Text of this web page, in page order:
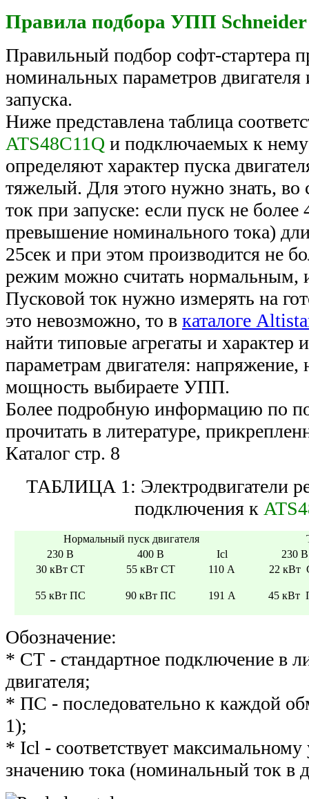
Правила подбора УПП
Правильный подбор софт-стартера
номинальных параметров двигателя
запуска.
Ниже представлена таблица
ATS48C11Q и подключаемых к нему
определяют характер пуска
тяжелый. Для этого нужно знать, во
ток при запуске: если пуск не более
превышение номинального тока)
25сек и при этом производится не
режим можно считать нормальным,
Пусковой ток нужно измерять на
это невозможно, то в каталоге
найти типовые агрегаты и характер
параметрам двигателя:
мощность выбираете УПП.
Более подробную информацию по
прочитать в литературе,
Каталог стр. 8
ТАБЛИЦА 1: Электродвигатели
подключения к
Нормальный пуск двигателя
230 В
400 В Icl
230 В
30 кВт СТ
55 кВт СТ 110 А 22 кВт
55 кВт ПС 90 кВт ПС 191 А 45 кВт
Обозначение:
* СТ - стандартное подключение в
двигателя;
* ПС - последовательно к каждой
1);
* Icl - соответствует
значению тока (номинальный ток в